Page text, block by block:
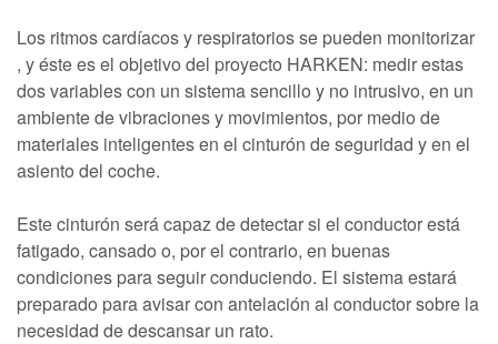
Los ritmos cardíacos y respiratorios se pueden monitorizar
, y éste es el objetivo del proyecto HARKEN: medir estas
dos variables con un sistema sencillo y no intrusivo, en un
ambiente de vibraciones y movimientos, por medio de
materiales inteligentes en el cinturón de seguridad y en el
asiento del coche.
Este cinturón será capaz de detectar si el conductor está
fatigado, cansado o, por el contrario, en buenas
condiciones para seguir conduciendo. El sistema estará
preparado para avisar con antelación al conductor sobre la
necesidad de descansar un rato.